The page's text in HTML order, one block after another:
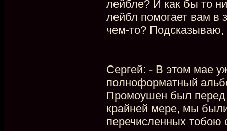
лейбле? И как бы то
лейбл помогает вам в
чем-то?
Сергей: - В этом мае
полноформатный
Промоушен был перед
крайней мере, мы
перечисленных тобою